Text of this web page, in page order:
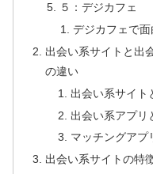
５：デジカフェ
デジカフェで
出会い系サイトと出
の違い
出会い系サイト
出会い系アプリ
マッチングアプ
出会い系サイトの特